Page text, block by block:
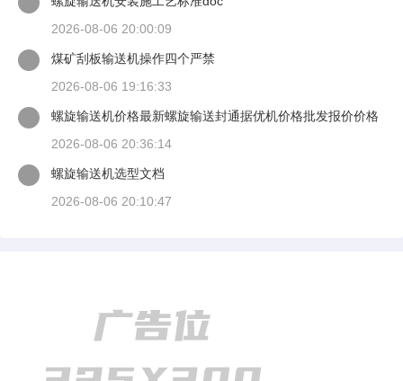
2026-08-06 20:00:09
煤矿刮板输送机操作四个严禁
2026-08-06 19:16:33
螺旋输送机价格最新螺旋输送封通据优机价格批发报价价格
2026-08-06 20:36:14
螺旋输送机选型文档
2026-08-06 20:10:47